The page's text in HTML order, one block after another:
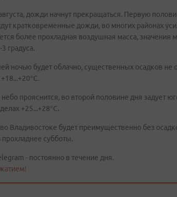
дожди начнут прекращаться. Первую
кратковременные дожди, во многих районах
более прохладная воздушная масса,
градуса.
ночью будет облачно, существенных осадков не
небо прояснится, во второй половине дня задует
+25...+28°С.
во Владивостоке будет преимущественно без
прохладнее субботы.
- постоянно в течение дня.